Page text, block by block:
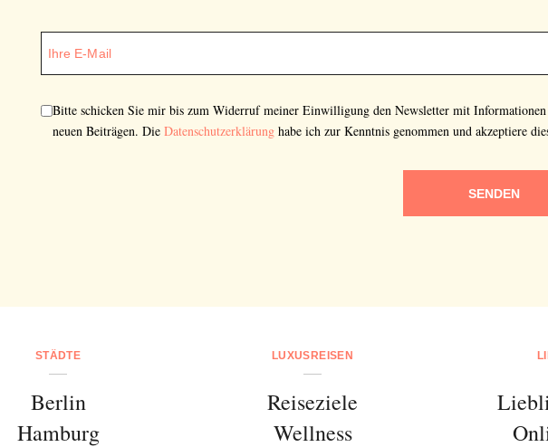
Bitte schicken Sie mir bis zum Widerruf meiner Einwilligung den Newsletter mit
neuen Beiträgen. Die Datenschutzerklärung habe ich zur Kenntnis genommen und akzeptiere
SENDEN
STÄDTE
Berlin
Hamburg
LUXUSREISEN
Reiseziele
Wellness